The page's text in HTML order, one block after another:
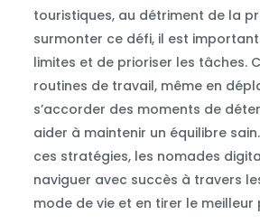
touristiques, au détriment de la
surmonter ce défi, il est
limites et de prioriser les tâches.
routines de travail, même en
s’accorder des moments de
aider à maintenir un équilibre
ces stratégies, les nomades
naviguer avec succès à travers
mode de vie et en tirer le meilleur